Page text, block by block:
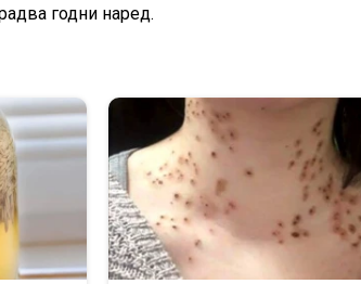
годни наред.